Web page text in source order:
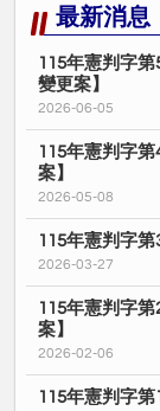
最新消息
115年憲判字
變更案】
2026-06-05
115年憲判字
案】
2026-05-08
115年憲判字
2026-03-27
115年憲判字
案】
2026-02-06
115年憲判字